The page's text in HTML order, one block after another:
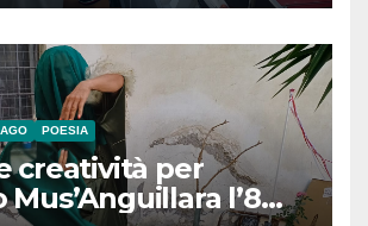
POESIA
creatività per
Mus’Anguillara l’8